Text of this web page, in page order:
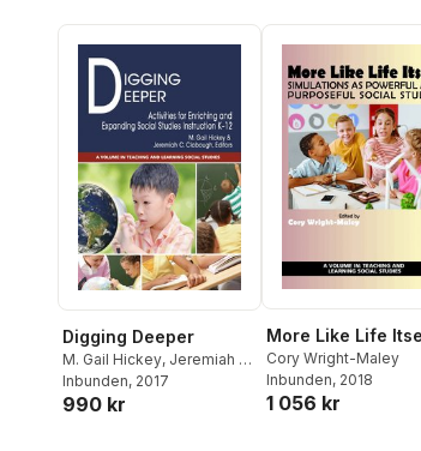
Digging Deeper
M. Gail Hickey, Jeremiah C.
Clabough
Inbunden, 2017
990 kr
More Like Life
Cory Wright-Maley
Inbunden, 2018
1 056 kr